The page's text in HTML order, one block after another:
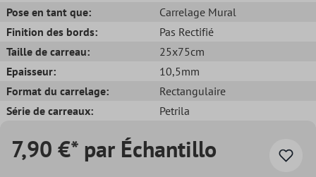
Pose en tant que:
Carrelage Mural
Finition des bords:
Pas Rectifié
Taille de carreau:
25x75cm
Epaisseur:
10,5mm
Format du carrelage:
Rectangulaire
Série de carreaux:
Petrila
7,90 €* par Échantillo